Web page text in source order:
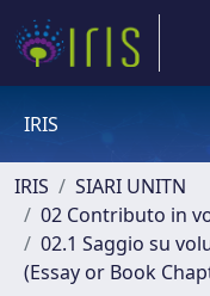
IRIS
IRIS
SIARI UNITN
02 Contributo in
02.1 Saggio su
(Essay or Book